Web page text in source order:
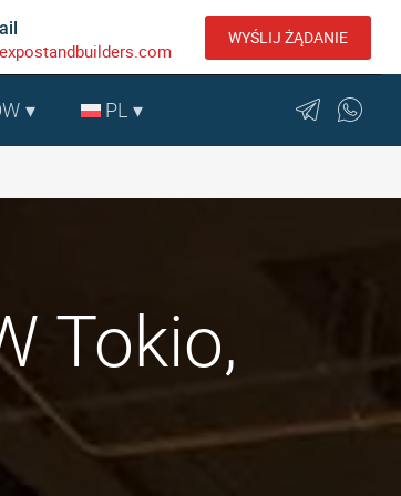
WYŚLIJ ŻĄDANIE
PL
Tokio,